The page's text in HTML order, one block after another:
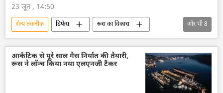
23 जून , 14:50
सैन्य तकनीक डिफेंस
रूस का विकास
रूस
मास्को
यूक्रेन सशस्त्र बल
यूक्रेन
लड़ाकू विमान
लड़ाकू विमान मिग-29
तकनीकी विकास
और भी8
आर्कटिक से पूरे साल गैस निर्यात की तैयारी,
रूस ने लॉन्च किया नया एलएनजी टैंकर